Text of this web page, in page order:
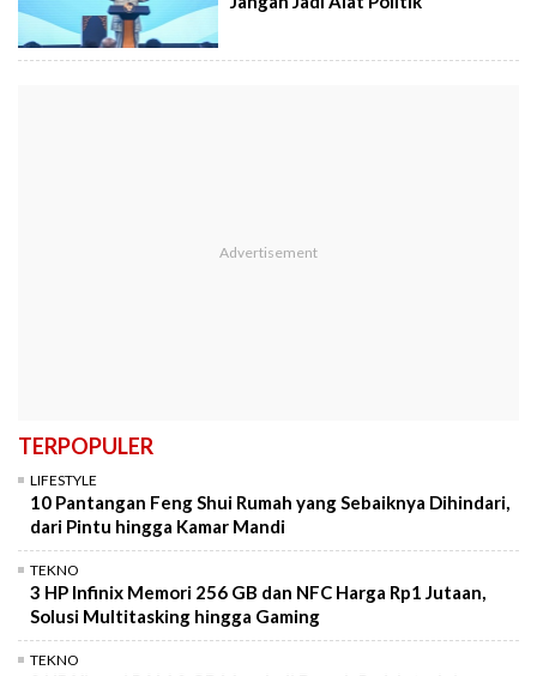
TERPOPULER
LIFESTYLE
10 Pantangan Feng Shui Rumah yang Sebaiknya Dihindari,
dari Pintu hingga Kamar Mandi
TEKNO
3 HP Infinix Memori 256 GB dan NFC Harga Rp1 Jutaan,
Solusi Multitasking hingga Gaming
TEKNO